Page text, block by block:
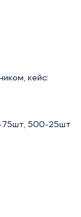
кейс:
75шт, 500-25шт